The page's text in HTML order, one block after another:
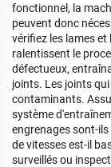
fonctionnel, la
peuvent donc
vérifiez les lames et
ralentissent le
défectueux,
joints. Les joints
contaminants.
système
engrenages sont-
de vitesses est-il
surveillés ou